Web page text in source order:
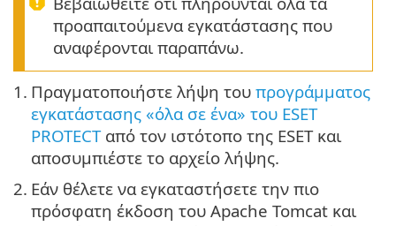
προαπαιτούμενα εγκατάστασης που
αναφέρονται παραπάνω.
1. Πραγματοποιήστε λήψη του προγράμματος
εγκατάστασης «όλα σε ένα» του ESET
PROTECTαπό τον ιστότοπο της ESET και
αποσυμπιέστε το αρχείο λήψης.
2. Εάν θέλετε να εγκαταστήσετε την πιο
πρόσφατη έκδοση του Apache Tomcat και